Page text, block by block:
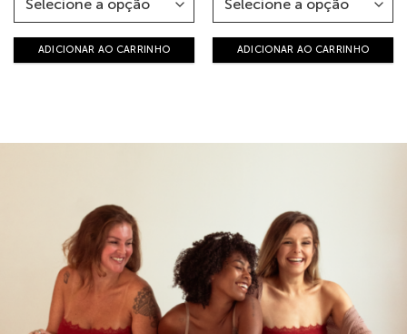
ADICIONAR AO CARRINHO ADICIONAR AO CARRINHO